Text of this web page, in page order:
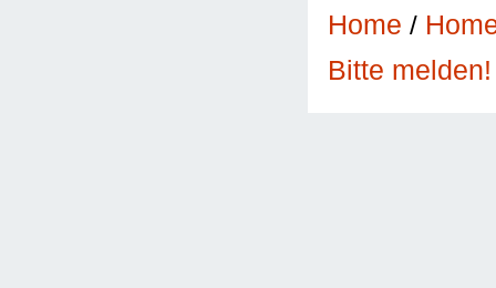
Home /
Bitte melden!